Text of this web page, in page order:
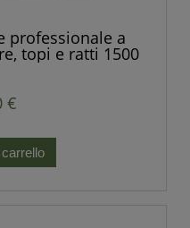
professionale a
topi e ratti 1500
€